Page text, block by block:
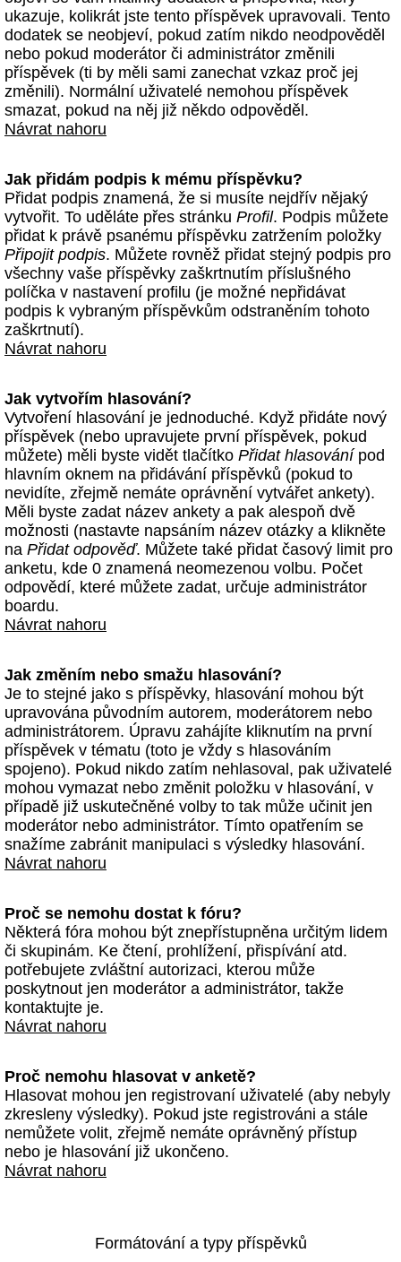
ukazuje, kolikrát jste tento příspěvek upravovali. Tento
dodatek se neobjeví, pokud zatím nikdo neodpověděl
nebo pokud moderátor či administrátor změnili
příspěvek (ti by měli sami zanechat vzkaz proč jej
změnili). Normální uživatelé nemohou příspěvek
smazat, pokud na něj již někdo odpověděl.
Návrat nahoru
Jak přidám podpis k mému příspěvku?
Přidat podpis znamená, že si musíte nejdřív nějaký
vytvořit. To uděláte přes stránku Profil. Podpis můžete
přidat k právě psanému příspěvku zatržením položky
Připojit podpis. Můžete rovněž přidat stejný podpis pro
všechny vaše příspěvky zaškrtnutím příslušného
políčka v nastavení profilu (je možné nepřidávat
podpis k vybraným příspěvkům odstraněním tohoto
zaškrtnutí).
Návrat nahoru
Jak vytvořím hlasování?
Vytvoření hlasování je jednoduché. Když přidáte nový
příspěvek (nebo upravujete první příspěvek, pokud
můžete) měli byste vidět tlačítko Přidat hlasovánípod
hlavním oknem na přidávání příspěvků (pokud to
nevidíte, zřejmě nemáte oprávnění vytvářet ankety).
Měli byste zadat název ankety a pak alespoň dvě
možnosti (nastavte napsáním název otázky a klikněte
na Přidat odpověď. Můžete také přidat časový limit pro
anketu, kde 0 znamená neomezenou volbu. Počet
odpovědí, které můžete zadat, určuje administrátor
boardu.
Návrat nahoru
Jak změním nebo smažu hlasování?
Je to stejné jako s příspěvky, hlasování mohou být
upravována původním autorem, moderátorem nebo
administrátorem. Úpravu zahájíte kliknutím na první
příspěvek v tématu (toto je vždy s hlasováním
spojeno). Pokud nikdo zatím nehlasoval, pak uživatelé
mohou vymazat nebo změnit položku v hlasování, v
případě již uskutečněné volby to tak může učinit jen
moderátor nebo administrátor. Tímto opatřením se
snažíme zabránit manipulaci s výsledky hlasování.
Návrat nahoru
Proč se nemohu dostat k fóru?
Některá fóra mohou být znepřístupněna určitým lidem
či skupinám. Ke čtení, prohlížení, přispívání atd.
potřebujete zvláštní autorizaci, kterou může
poskytnout jen moderátor a administrátor, takže
kontaktujte je.
Návrat nahoru
Proč nemohu hlasovat v anketě?
Hlasovat mohou jen registrovaní uživatelé (aby nebyly
zkresleny výsledky). Pokud jste registrováni a stále
nemůžete volit, zřejmě nemáte oprávněný přístup
nebo je hlasování již ukončeno.
Návrat nahoru
Formátování a typy příspěvků